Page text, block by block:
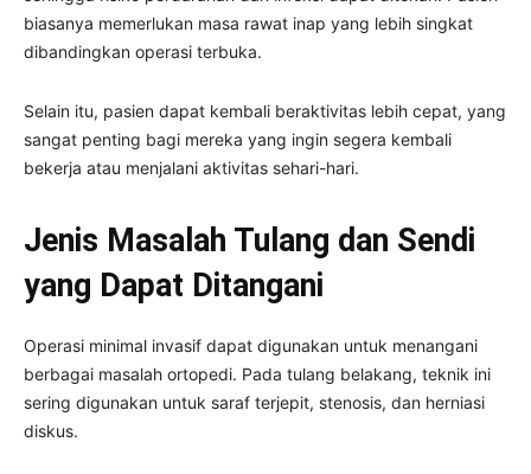
biasanya memerlukan masa rawat inap yang lebih singkat
dibandingkan operasi terbuka.
Selain itu, pasien dapat kembali beraktivitas lebih cepat, yang
sangat penting bagi mereka yang ingin segera kembali
bekerja atau menjalani aktivitas sehari-hari.
Jenis Masalah Tulang dan Sendi
yang Dapat Ditangani
Operasi minimal invasif dapat digunakan untuk menangani
berbagai masalah ortopedi. Pada tulang belakang, teknik ini
sering digunakan untuk saraf terjepit, stenosis, dan herniasi
diskus.